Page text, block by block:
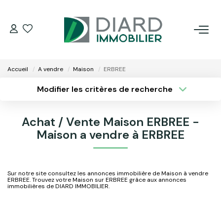
FAIRE GÉRER SON BIEN
Accueil A vendre Maison ERBREE
Modifier les critères de recherche
Sélectionnez...
Type de bien
Surface min
Créer une alerte
Achat / Vente Maison ERBREE -
Maison a vendre à ERBREE
Sur notre site consultez les annonces immobilière de Maison à vendre
ERBREE. Trouvez votre Maison sur ERBREE grâce aux annonces
immobilières de DIARD IMMOBILIER.